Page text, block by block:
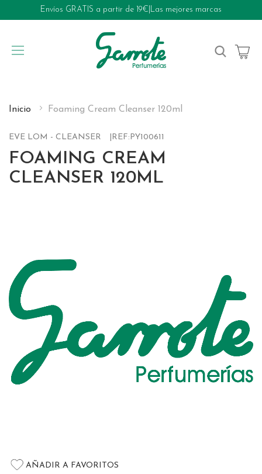
Envíos GRATIS a partir de 19€ Las mejores marcas
My Cart
Inicio Foaming Cream Cleanser 120ml
EVE LOM - CLEANSER REF:PY100611
FOAMING CREAM
CLEANSER 120ML
images
gallery
to
AÑADIR A FAVORITOS